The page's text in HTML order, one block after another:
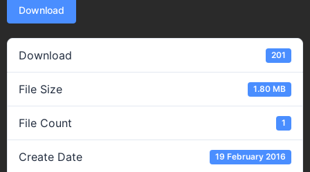
Download
Download 201
File Size 1.80 MB
File Count 1
Create Date 19 February 2016